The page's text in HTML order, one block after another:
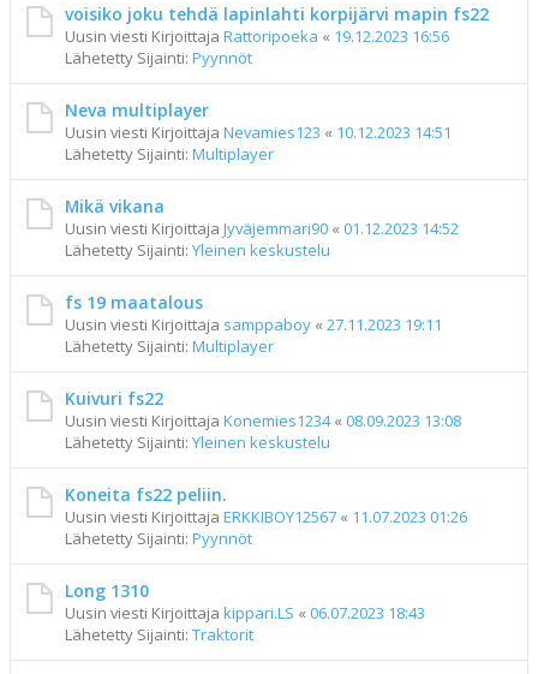
voisiko joku tehdä lapinlahti korpijärvi mapin fs22
Uusin viesti Kirjoittaja Rattoripoeka « 19.12.2023 16:56
Lähetetty Sijainti: Pyynnöt
Neva multiplayer
Uusin viesti Kirjoittaja Nevamies123 « 10.12.2023 14:51
Lähetetty Sijainti: Multiplayer
Mikä vikana
Uusin viesti Kirjoittaja Jyväjemmari90 « 01.12.2023 14:52
Lähetetty Sijainti: Yleinen keskustelu
fs 19 maatalous
Uusin viesti Kirjoittaja samppaboy « 27.11.2023 19:11
Lähetetty Sijainti: Multiplayer
Kuivuri fs22
Uusin viesti Kirjoittaja Konemies1234« 08.09.2023 13:08
Lähetetty Sijainti: Yleinen keskustelu
Koneita fs22 peliin.
Uusin viesti Kirjoittaja ERKKIBOY12567 « 11.07.2023 01:26
Lähetetty Sijainti: Pyynnöt
Long 1310
Uusin viesti Kirjoittaja kippari.LS « 06.07.2023 18:43
Lähetetty Sijainti: Traktorit